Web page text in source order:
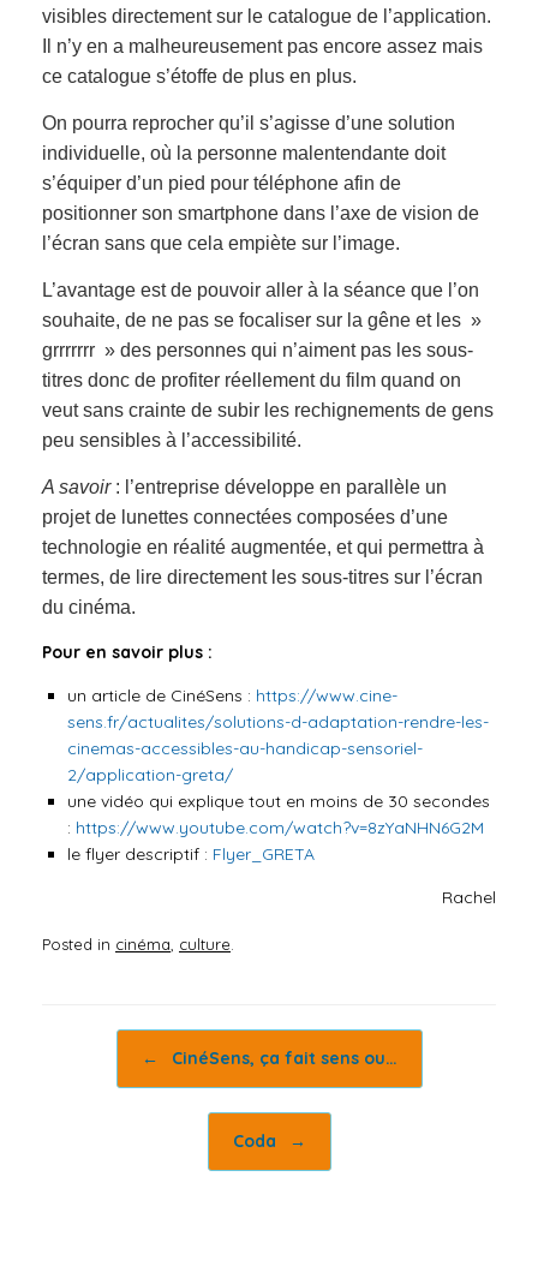
visibles directement sur le catalogue de l’application.
n’y en a malheureusement pas encore assez mais
ce catalogue s’étoffe de plus en plus.
On pourra reprocher qu’il s’agisse d’une solution
individuelle, où la personne malentendante doit
s’équiper d’un pied pour téléphone afin de
positionner son smartphone dans l’axe de vision de
l’écran sans que cela empiète sur l’image.
L’avantage est de pouvoir aller à la séance que l’on
souhaite, de ne pas se focaliser sur la gêne et les »
grrrrrrr » des personnes qui n’aiment pas les sous-
titres donc de profiter réellement du film quand on
veut sans crainte de subir les rechignements de gens
peu sensibles à l’accessibilité.
A savoir: l’entreprise développe en parallèle un
projet de lunettes connectées composées d’une
technologie en réalité augmentée, et qui permettra à
termes, de lire directement les sous-titres sur l’écran
du cinéma.
Pour en savoir plus :
un article de CinéSens : https://www.cine-
sens.fr/actualites/solutions-d-adaptation-rendre-les-
cinemas-accessibles-au-handicap-sensoriel-
2/application-greta/
une vidéo qui explique tout en moins de 30 secondes
: https://www.youtube.com/watch?v=8zYaNHN6G2M
le flyer descriptif : Flyer_GRETA
Rachel
Posted in cinéma, culture.
← CinéSens, ça fait sens ou…
Coda →